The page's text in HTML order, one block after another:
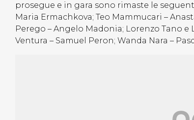
prosegue e in gara sono rimaste le
Maria Ermachkova; Teo Mammucari –
Perego – Angelo Madonia; Lorenzo Tano e
Ventura – Samuel Peron; Wanda Nara –